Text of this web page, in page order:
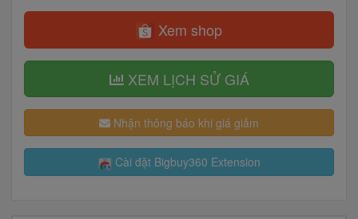
Xem shop
XEM LỊCH SỬ GIÁ
Nhận thông báo khi giá giảm
Cài đặt Bigbuy360 Extension